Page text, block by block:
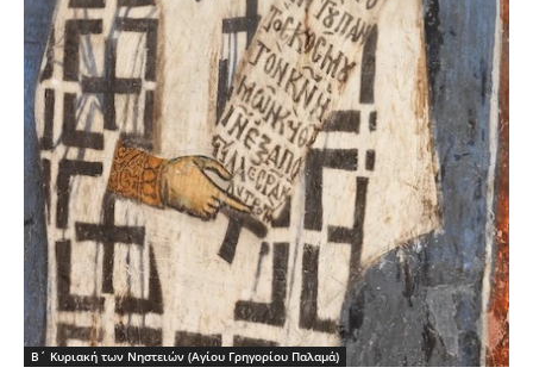
Β΄ Κυριακή των Νηστειών (Αγίου Γρηγορίου Παλαμά)